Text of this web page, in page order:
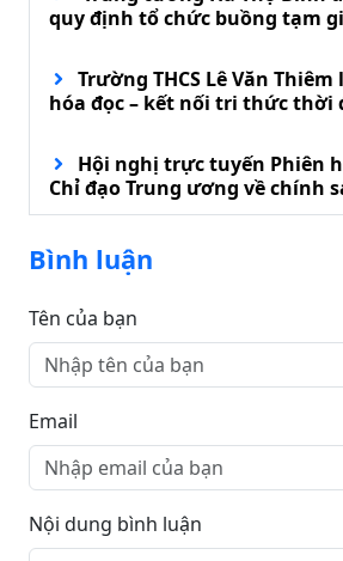
quy định tổ chức buồng tạm
Trường THCS Lê Văn
hóa đọc – kết nối tri thức thời
Hội nghị trực tuyến Phiên
Chỉ đạo Trung ương về chính
phát triển thị trường bất
Bình luận
Tên của bạn
Email
Nội dung bình luận